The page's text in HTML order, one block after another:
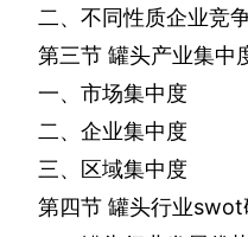
二、不同性质企业竞
第三节 罐头产业集中
一、市场集中度
二、企业集中度
三、区域集中度
第四节 罐头行业swot